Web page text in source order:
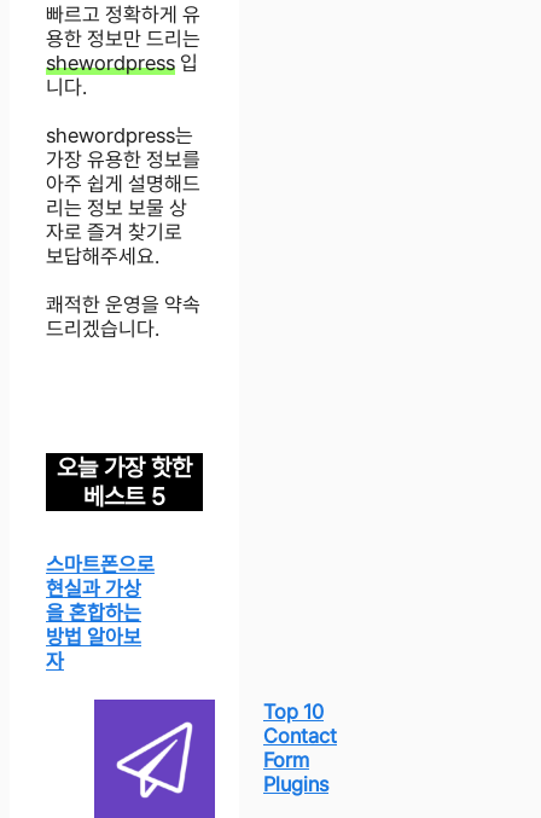
빠르고 정확하게 유
용한 정보만 드리는
shewordpress 입
니다.
shewordpress는
가장 유용한 정보를
아주 쉽게 설명해드
리는 정보 보물 상
자로 즐겨 찾기로
보답해주세요.
쾌적한 운영을 약속
드리겠습니다.
오늘 가장 핫한
베스트 5
스마트폰으로
현실과 가상
을 혼합하는
방법 알아보
자
Top 10
Contact
Form
Plugins